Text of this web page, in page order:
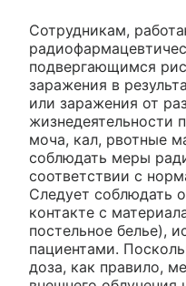
Сотрудникам,
подвергающимся
заражения в
или заражения от
жизнедеятельности
моча, кал, рвотные
соблюдать меры
соответствии с
Следует соблюдать
контакте с
постельное белье),
пациентами.
доза, как правило,